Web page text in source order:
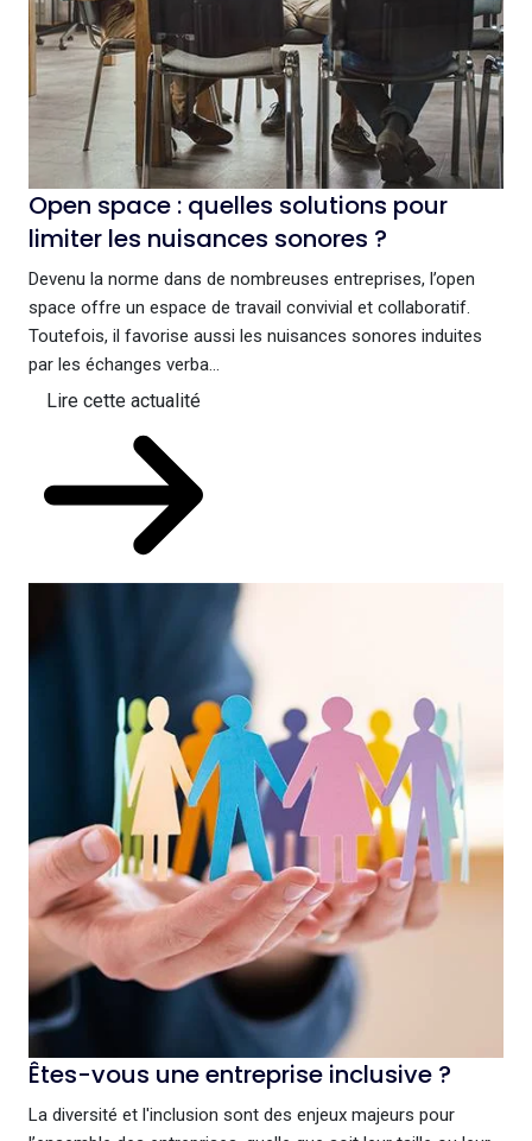
Open space : quelles solutions pour
limiter les nuisances sonores ?
Devenu la norme dans de nombreuses entreprises, l’open
space offre un espace de travail convivial et collaboratif.
Toutefois, il favorise aussi les nuisances sonores induites
par les échanges verba...
Lire cette actualité
Êtes-vous une entreprise inclusive ?
La diversité et l'inclusion sont des enjeux majeurs pour